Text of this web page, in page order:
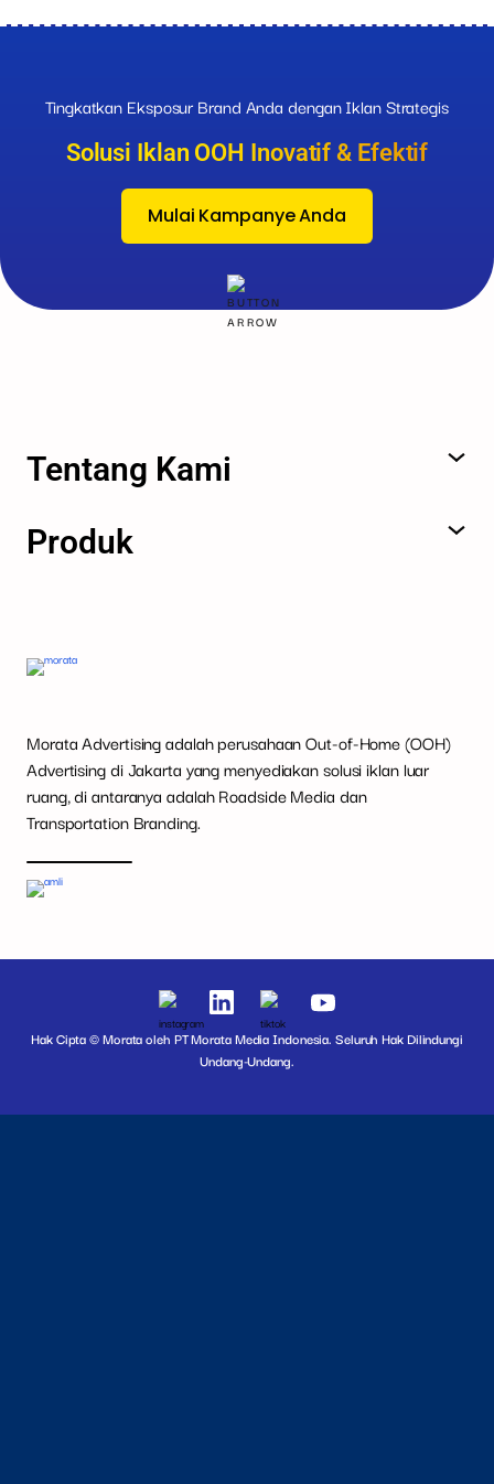
Tingkatkan Eksposur Brand Anda dengan Iklan Strategis
Solusi Iklan OOH Inovatif & Efektif
Mulai Kampanye Anda
Tentang Kami
Produk
Morata Advertising adalah perusahaan Out-of-Home (OOH)
Advertising di Jakarta yang menyediakan solusi iklan luar
ruang, di antaranya adalah Roadside Media dan
Transportation Branding.
Hak Cipta © Morata oleh PT Morata Media Indonesia. Seluruh Hak Dilindungi
Undang-Undang.